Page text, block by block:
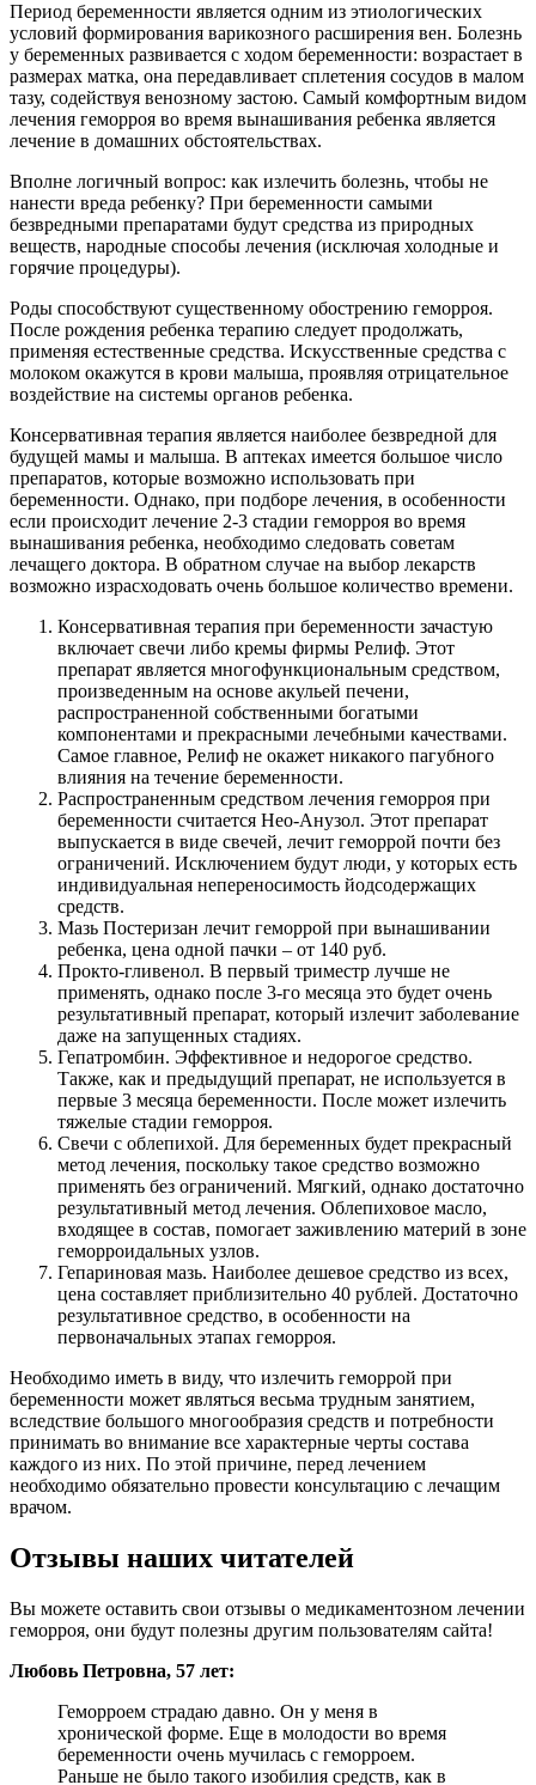
Период беременности является одним из этиологических
условий формирования варикозного расширения вен. Болезнь
у беременных развивается с ходом беременности: возрастает в
размерах матка, она передавливает сплетения сосудов в малом
тазу, содействуя венозному застою. Самый комфортным видом
лечения геморроя во время вынашивания ребенка является
лечение в домашних обстоятельствах.
Вполне логичный вопрос: как излечить болезнь, чтобы не
нанести вреда ребенку? При беременности самыми
безвредными препаратами будут средства из природных
веществ, народные способы лечения (исключая холодные и
горячие процедуры).
Роды способствуют существенному обострению геморроя.
После рождения ребенка терапию следует продолжать,
применяя естественные средства. Искусственные средства с
молоком окажутся в крови малыша, проявляя отрицательное
воздействие на системы органов ребенка.
Консервативная терапия является наиболее безвредной для
будущей мамы и малыша. В аптеках имеется большое число
препаратов, которые возможно использовать при
беременности. Однако, при подборе лечения, в особенности
если происходит лечение 2-3 стадии геморроя во время
вынашивания ребенка, необходимо следовать советам
лечащего доктора. В обратном случае на выбор лекарств
возможно израсходовать очень большое количество времени.
Консервативная терапия при беременности зачастую
включает свечи либо кремы фирмы Релиф. Этот
препарат является многофункциональным средством,
произведенным на основе акульей печени,
распространенной собственными богатыми
компонентами и прекрасными лечебными качествами.
Самое главное, Релиф не окажет никакого пагубного
влияния на течение беременности.
Распространенным средством лечения геморроя при
беременности считается Нео-Анузол. Этот препарат
выпускается в виде свечей, лечит геморрой почти без
ограничений. Исключением будут люди, у которых есть
индивидуальная непереносимость йодсодержащих
средств.
Мазь Постеризан лечит геморрой при вынашивании
ребенка, цена одной пачки – от 140 руб.
Прокто-гливенол. В первый триместр лучше не
применять, однако после 3-го месяца это будет очень
результативный препарат, который излечит заболевание
даже на запущенных стадиях.
Гепатромбин. Эффективное и недорогое средство.
Также, как и предыдущий препарат, не используется в
первые 3 месяца беременности. После может излечить
тяжелые стадии геморроя.
Свечи с облепихой. Для беременных будет прекрасный
метод лечения, поскольку такое средство возможно
применять без ограничений. Мягкий, однако достаточно
результативный метод лечения. Облепиховое масло,
входящее в состав, помогает заживлению материй в зоне
геморроидальных узлов.
Гепариновая мазь. Наиболее дешевое средство из всех,
цена составляет приблизительно 40 рублей. Достаточно
результативное средство, в особенности на
первоначальных этапах геморроя.
Необходимо иметь в виду, что излечить геморрой при
беременности может являться весьма трудным занятием,
вследствие большого многообразия средств и потребности
принимать во внимание все характерные черты состава
каждого из них. По этой причине, перед лечением
необходимо обязательно провести консультацию с лечащим
врачом.
Отзывы наших читателей
Вы можете оставить свои отзывы о медикаментозном лечении
геморроя, они будут полезны другим пользователям сайта!
Любовь Петровна, 57 лет:
Геморроем страдаю давно. Он у меня в
хронической форме. Еще в молодости во время
беременности очень мучилась с геморроем.
Раньше не было такого изобилия средств, как в